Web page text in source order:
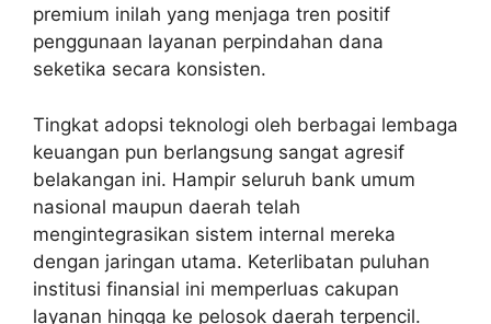
premium inilah yang menjaga tren positif
penggunaan layanan perpindahan dana
seketika secara konsisten.
Tingkat adopsi teknologi oleh berbagai lembaga
keuangan pun berlangsung sangat agresif
belakangan ini. Hampir seluruh bank umum
nasional maupun daerah telah
mengintegrasikan sistem internal mereka
dengan jaringan utama. Keterlibatan puluhan
institusi finansial ini memperluas cakupan
layanan hingga ke pelosok daerah terpencil.